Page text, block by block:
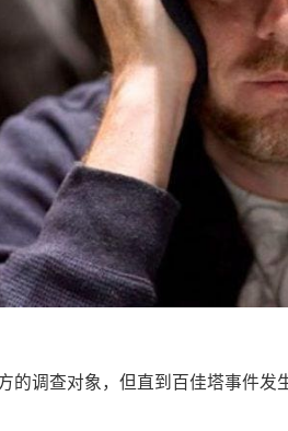
的调查对象，但直到百佳塔事件